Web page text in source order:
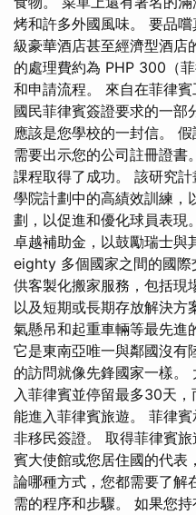
烤和許多外國風味。 要品
級豪華酒店甚至經濟型酒店
的處理費約為 PHP 300（
和申請流程。 來自在菲律
國民菲律賓簽證要求的一部
應該是您學校的一封信。
需要出示您的公司註冊證書
課程取得了成功。 該研究
學院計劃中的高績效訓練，
劃，以促進和優化球員表現
卓越補助金，以鼓勵瑞士
eighty 多個國家之間的國
供客製化搬家服務，包括現
以及短期或長期存放解決方
氣懸吊和起重車輛等最先進
它是東南亞唯一與鄰國沒有
的訪問就像先鋒國家一樣。
入菲律賓並停留最多30天
能進入菲律賓旅遊。 菲律
非移民簽證。 取得菲律賓
賓大使館或您居住國的代
論哪種方式，您都需要了解
需的程序和步驟。 如果您